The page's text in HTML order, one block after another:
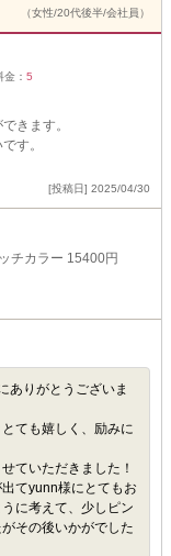
（女性/20代後半/会社員）
金： 5
きます。
す。
[投稿日] 2025/04/30
チカラー 15400円
ありがとうございま
ても嬉しく、励みに
ていただきました！
てyunn様にとてもお
に考えて、少しピン
その後いかがでした